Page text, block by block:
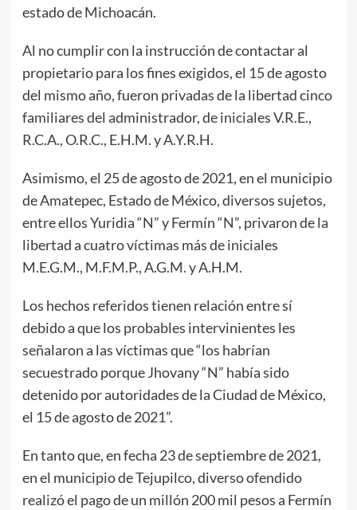
estado de Michoacán.
Al no cumplir con la instrucción de contactar al
propietario para los fines exigidos, el 15 de agosto
del mismo año, fueron privadas de la libertad cinco
familiares del administrador, de iniciales V.R.E.,
R.C.A., O.R.C., E.H.M. y A.Y.R.H.
Asimismo, el 25 de agosto de 2021, en el municipio
de Amatepec, Estado de México, diversos sujetos,
entre ellos Yuridia “N” y Fermín “N”, privaron de la
libertad a cuatro víctimas más de iniciales
M.E.G.M., M.F.M.P., A.G.M. y A.H.M.
Los hechos referidos tienen relación entre sí
debido a que los probables intervinientes les
señalaron a las víctimas que “los habrían
secuestrado porque Jhovany “N” había sido
detenido por autoridades de la Ciudad de México,
el 15 de agosto de 2021”.
En tanto que, en fecha 23 de septiembre de 2021,
en el municipio de Tejupilco, diverso ofendido
realizó el pago de un millón 200 mil pesos a Fermín